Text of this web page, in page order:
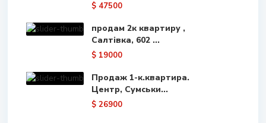
$ 47500
продам 2к квартиру ,
Салтівка, 602 ...
$ 19000
Продаж 1-к.квартира.
Центр, Сумськи...
$ 26900